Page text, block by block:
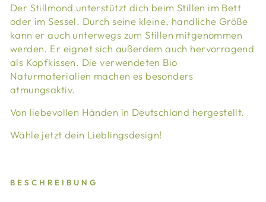
Der Stillmond unterstützt dich beim Stillen im Bett
oder im Sessel. Durch seine kleine, handliche Größe
kann er auch unterwegs zum Stillen mitgenommen
werden. Er eignet sich außerdem auch hervorragend
als Kopfkissen. Die verwendeten Bio
Naturmaterialien machen es besonders
atmungsaktiv.
Von liebevollen Händen in Deutschland hergestellt.
Wähle jetzt dein Lieblingsdesign!
BESCHREIBUNG